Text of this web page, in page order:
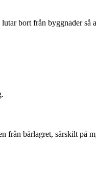
bort från byggnader så
från bärlagret, särskilt på